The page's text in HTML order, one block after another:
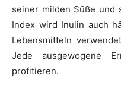
seiner milden Süße und
Index wird Inulin auch
Lebensmitteln
Jede ausgewogene
profitieren.